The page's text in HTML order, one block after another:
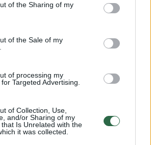
of the Sharing of my
of the Sale of my
of processing my
Targeted Advertising.
of Collection, Use,
and/or Sharing of my
Is Unrelated with the
it was collected.
saugumas
dėl dronų incidento
uoste – pirma
(4)
05:31